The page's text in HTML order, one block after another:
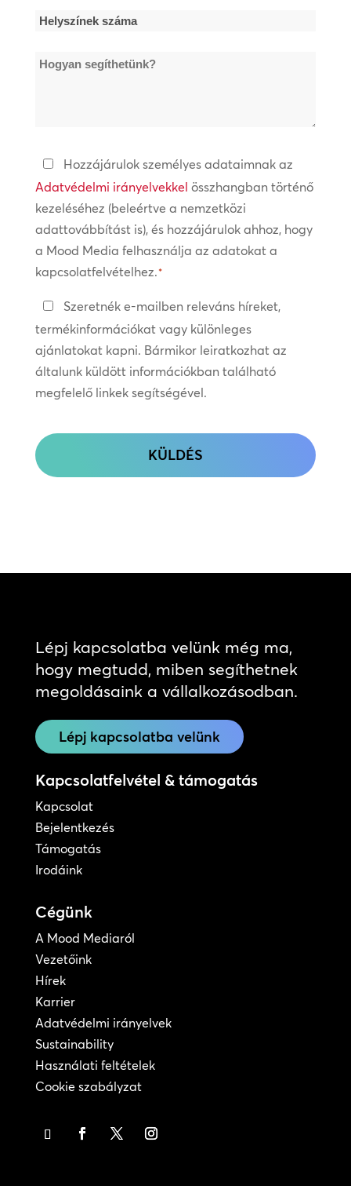
Helyszínek
*Hogyan
Adatvédelmi
irányelvek
*
Hozzájárulok személyes adataimnak az
Adatvédelmi irányelvekkel összhangban történő
kezeléséhez (beleértve a nemzetközi
adattovábbítást is), és hozzájárulok ahhoz, hogy
a Mood Media felhasználja az adatokat a
kapcsolatfelvételhez.*
Tartsa
a
kapcsolatot
Szeretnék e-mailben releváns híreket,
termékinformációkat vagy különleges
ajánlatokat kapni. Bármikor leiratkozhat az
általunk küldött információkban található
megfelelő linkek segítségével.
Lépj kapcsolatba velünk még ma,
hogy megtudd, miben segíthetnek
megoldásaink a vállalkozásodban.
Lépj kapcsolatba velünk
Kapcsolatfelvétel & támogatás
Kapcsolat
Bejelentkezés
Támogatás
Irodáink
Cégünk
A Mood Mediaról
Vezetőink
Hírek
Karrier
Adatvédelmi irányelvek
Sustainability
Használati feltételek
Cookie szabályzat